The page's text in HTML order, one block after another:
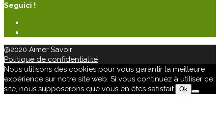
Seguici !
@2020 Aimer Savoir
Politique de confidentialité
Nous utilisons des cookies pour vous garantir la meilleure
expérience sur notre site web. Si vous continuez à utiliser ce
site, nous supposerons que vous en êtes satisfait. Ok